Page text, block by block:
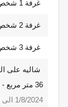
غرفة 1 شخص:
غرفة 2 شخص:
غرفة 3 شخص:
شاليه على
36 متر مربع - جنسيات ليبية وعراقية وأردنية:
1/8/2024 الى 31/8/2024